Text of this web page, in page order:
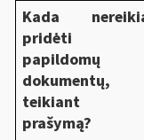
Kada
pridėti
papildomų
dokumentų,
teikiant
prašymą?